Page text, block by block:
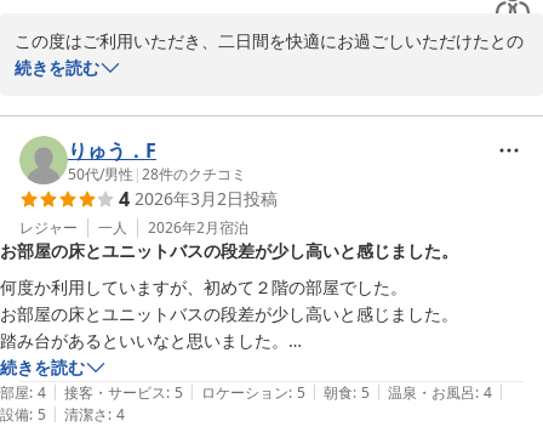
この度はご利用いただき、二日間を快適にお過ごしいただけたとの
お言葉を頂戴し、スタッフ一同大変嬉しく思います。
予約時も、ぜひお気軽にお申し付けください。
またのお越しを楽しみにしております。
HOTELAZ熊本大津店　フロント
ＨＯＴＥＬ ＡＺ 熊本大津店
2026-04-09
続きを読む
りゅう．F
50代/男性 |28件のクチコミ
4 2026年3月2日投稿
レジャー 一人 2026年2月宿泊
お部屋の床とユニットバスの段差が少し高いと感じました。
何度か利用していますが、初めて２階の部屋でした。
お部屋の床とユニットバスの段差が少し高いと感じました。
踏み台があるといいなと思いました。
ベッドの下に小さなゴミが落ちていたので、清潔さは☆４で。
続きを読む
部屋: 4 | 接客・サービス: 5 | ロケーション: 5 | 朝食: 5 | 温泉・お風呂: 4 |
設備: 5 | 清潔さ: 4